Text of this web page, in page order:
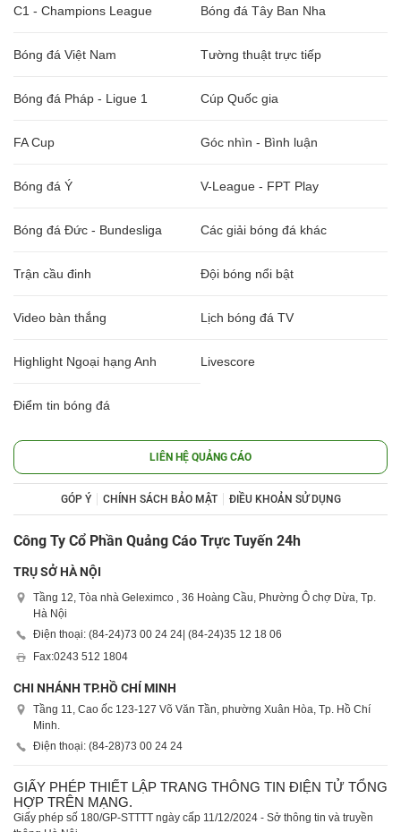
C1 - Champions League Bóng đá Tây Ban Nha
Bóng đá Việt Nam Tường thuật trực tiếp
Bóng đá Pháp - Ligue 1 Cúp Quốc gia
FA Cup Góc nhìn - Bình luận
Bóng đá Ý V-League - FPT Play
Bóng đá Đức - Bundesliga Các giải bóng đá khác
Trận cầu đinh Đội bóng nổi bật
Video bàn thắng Lịch bóng đá TV
Highlight Ngoại hạng Anh Livescore
Điểm tin bóng đá
LIÊN HỆ QUẢNG CÁO
GÓP Ý CHÍNH SÁCH BẢO MẬT ĐIỀU KHOẢN SỬ DỤNG
Công Ty Cổ Phần Quảng Cáo Trực Tuyến 24h
TRỤ SỞ HÀ NỘI
Tầng 12, Tòa nhà Geleximco , 36 Hoàng Cầu, Phường Ô chợ Dừa, Tp.
Hà Nội
Điện thoại: (84-24)73 00 24 24 | (84-24)35 12 18 06
Fax:0243 512 1804
CHI NHÁNH TP.HỒ CHÍ MINH
Tầng 11, Cao ốc 123-127 Võ Văn Tần, phường Xuân Hòa, Tp. Hồ Chí
Minh.
Điện thoại: (84-28)73 00 24 24
GIẤY PHÉP THIẾT LẬP TRANG THÔNG TIN ĐIỆN TỬ TỔNG
HỢP TRÊN MẠNG.
Giấy phép số 180/GP-STTTT ngày cấp 11/12/2024 - Sở thông tin và truyền